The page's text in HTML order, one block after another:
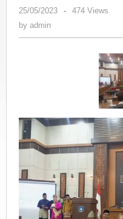
25/05/2023
by
-
474 Views
by admin